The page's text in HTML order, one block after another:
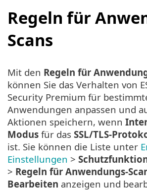
Regeln für
Scans
Mit den Regeln für
können Sie das Verhalten von
Security Premium für
Anwendungen anpassen und
Aktionen speichern, wenn
Modus für das SSL/TLS-
ist. Sie können die Liste unter
Einstellungen >
> Regeln für Anwendungs-
Bearbeiten anzeigen und